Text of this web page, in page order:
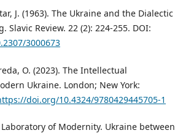
J. (1963). The Ukraine and the Dialectic
Slavic Review. 22 (2): 224-255. DOI:
3000673
О. (2023). The Intellectual
Ukraine. London; New York:
doi.org/10.4324/9780429445705-1
Laboratory of Modernity. Ukraine between